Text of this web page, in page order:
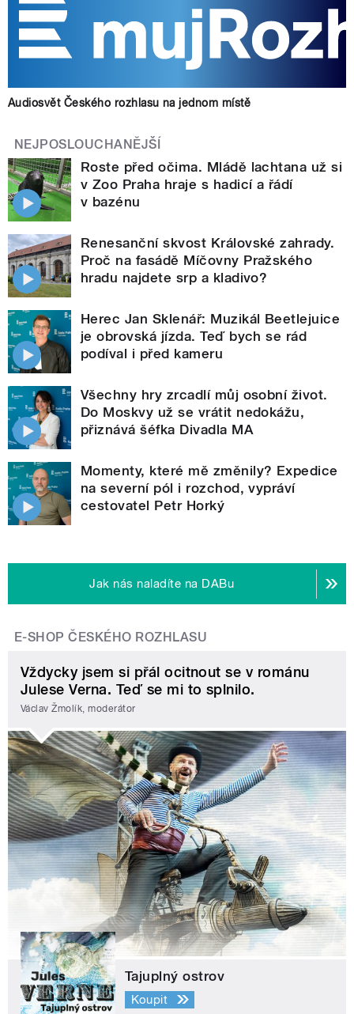
Audiosvět Českého rozhlasu na jednom místě
NEJPOSLOUCHANĚJŠÍ
Roste před očima. Mládě lachtana už si
v Zoo Praha hraje s hadicí a řádí
v bazénu
Renesanční skvost Královské zahrady.
Proč na fasádě Míčovny Pražského
hradu najdete srp a kladivo?
Herec Jan Sklenář: Muzikál Beetlejuice
je obrovská jízda. Teď bych se rád
podíval i před kameru
Všechny hry zrcadlí můj osobní život.
Do Moskvy už se vrátit nedokážu,
přiznává šéfka Divadla MA
Momenty, které mě změnily? Expedice
na severní pól i rozchod, vypráví
cestovatel Petr Horký
Jak nás naladíte na DABu
E-SHOP ČESKÉHO ROZHLASU
Vždycky jsem si přál ocitnout se v románu
Julese Verna. Teď se mi to splnilo.
Václav Žmolík, moderátor
Tajuplný ostrov
Koupit